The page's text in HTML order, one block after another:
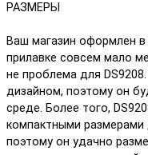
РАЗМЕРЫ
Ваш магазин оформлен
прилавке совсем мало
не проблема для
дизайном, поэтому он
среде. Более того,
компактными размерами
поэтому он удачно